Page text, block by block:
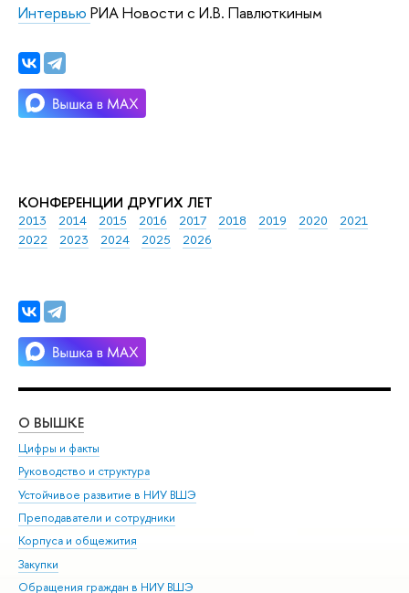
КОНФЕРЕНЦИИ ДРУГИХ ЛЕТ
2013 2014 2015 2016 2017 2018 2019 2020
2021
2022
2023 2024 2025 2026
Интервью РИА Новости с И.В. Павлюткиным
О ВЫШКЕ
Цифры и факты
Руководство и структура
Устойчивое развитие в НИУ ВШЭ
Преподаватели и сотрудники
Корпуса и общежития
Закупки
Обращения граждан в НИУ ВШЭ